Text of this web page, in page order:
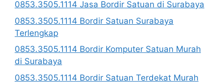
0853.3505.1114 Jasa Bordir Satuan di Surabaya
0853.3505.1114 Bordir Satuan Surabaya
Terlengkap
0853.3505.1114 Bordir Komputer Satuan Murah
di Surabaya
0853.3505.1114 Bordir Satuan Terdekat Murah